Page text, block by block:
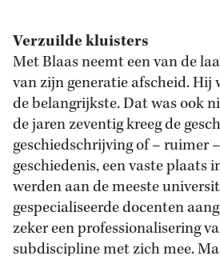
Verzuilde kluisters
Met Blaas neemt een van de
van zijn generatie afscheid. Hij
de belangrijkste. Dat was ook
de jaren zeventig kreeg de
geschiedschrijving of – ruimer
geschiedenis, een vaste plaats
werden aan de meeste
gespecialiseerde docenten
zeker een professionalisering
subdiscipline met zich mee.